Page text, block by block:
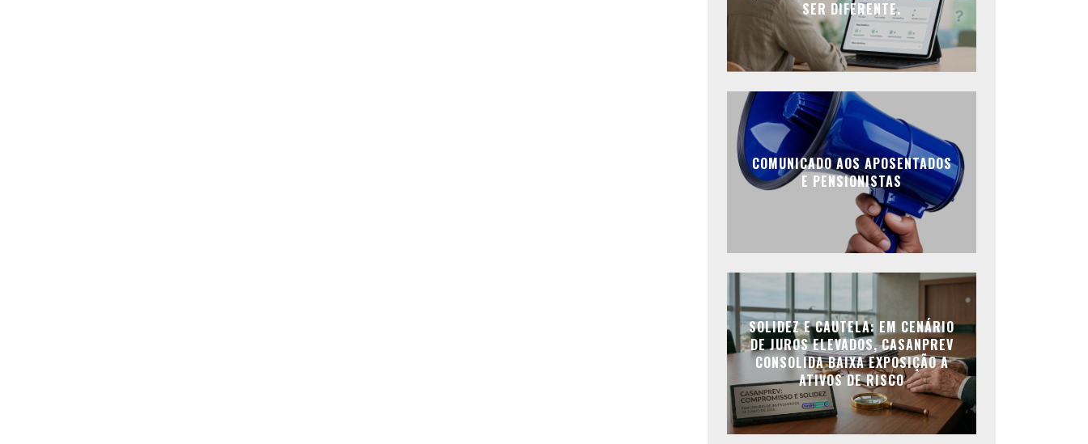
SER DIFERENTE.
COMUNICADO AOS APOSENTADOS
E PENSIONISTAS
SOLIDEZ E CAUTELA: EM CENÁRIO
DE JUROS ELEVADOS, CASANPREV
CONSOLIDA BAIXA EXPOSIÇÃO A
ATIVOS DE RISCO